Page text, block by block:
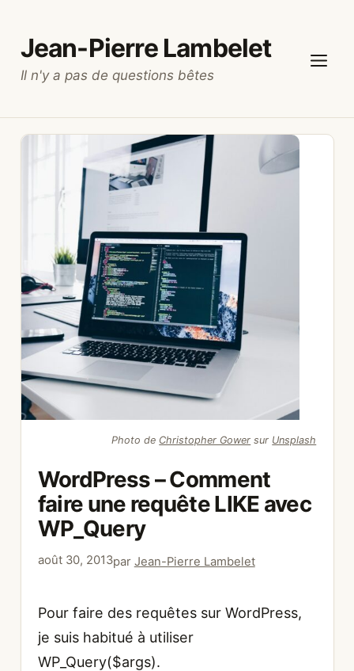
contenu
Jean-Pierre Lambelet
Il n'y a pas de questions bêtes
Photo de Christopher Gower sur Unsplash
WordPress – Comment
faire une requête LIKE avec
WP_Query
août 30, 2013par Jean-Pierre Lambelet
Pour faire des requêtes sur WordPress,
je suis habitué à utiliser
WP_Query($args).